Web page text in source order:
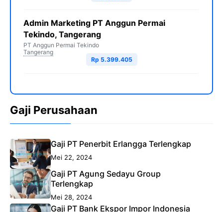
Admin Marketing PT Anggun Permai
Tekindo, Tangerang
PT Anggun Permai Tekindo
Tangerang
Rp 5.399.405
Gaji Perusahaan
Gaji PT Penerbit Erlangga Terlengkap
Mei 22, 2024
Gaji PT Agung Sedayu Group
Terlengkap
Mei 28, 2024
Gaji PT Bank Ekspor Impor Indonesia